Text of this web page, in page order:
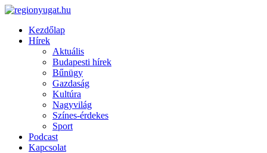
Kezdőlap
Hírek
Aktuális
Budapesti hírek
Bűnügy
Gazdaság
Kultúra
Nagyvilág
Színes-érdekes
Sport
Podcast
Kapcsolat